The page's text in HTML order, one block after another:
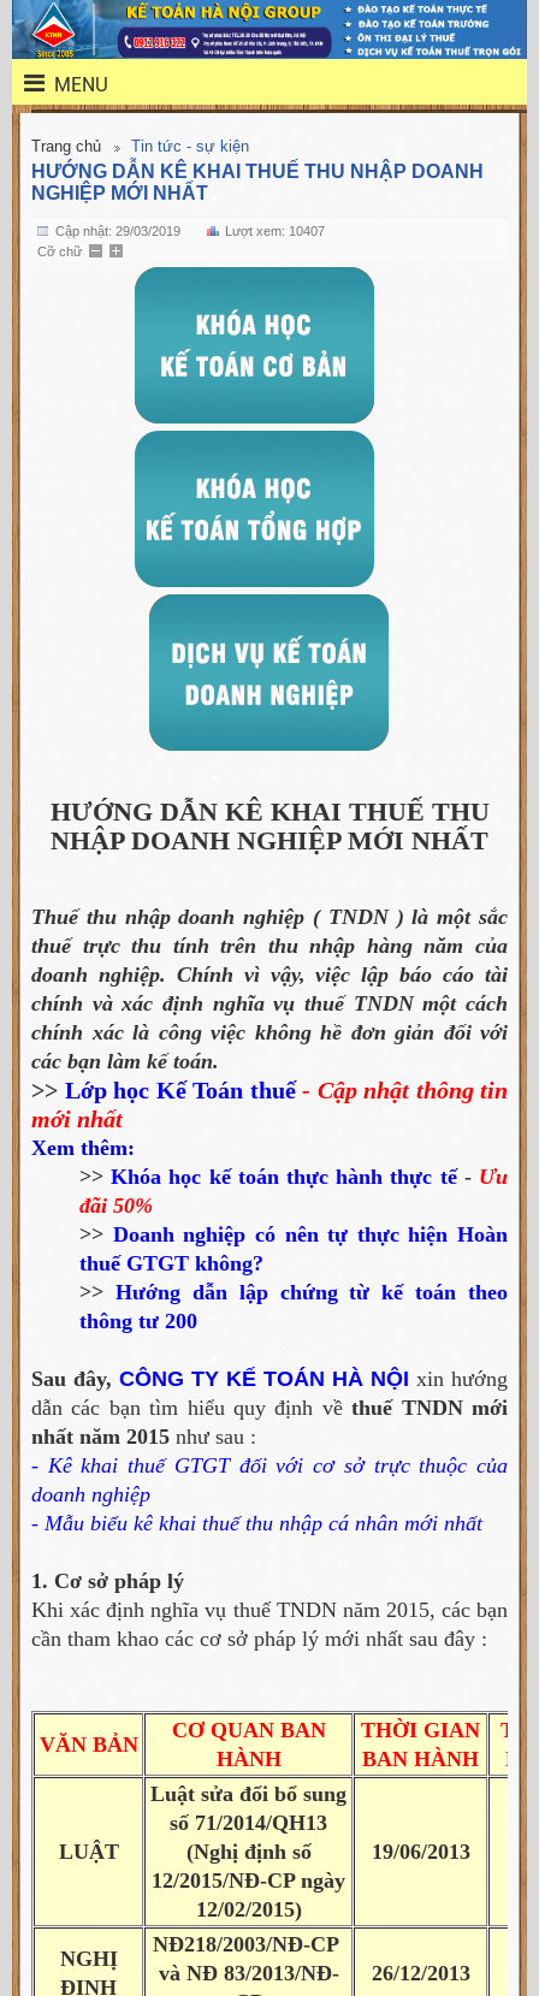
MENU
Trang chủ Tin tức - sự kiện
HƯỚNG DẪN KÊ KHAI THUẾ THU NHẬP DOANH
NGHIỆP MỚI NHẤT
Cập nhật: 29/03/2019
Lượt xem: 10407
Cỡ chữ
HƯỚNG DẪN KÊ KHAI THUẾ THU
NHẬP DOANH NGHIỆP MỚI NHẤT
Thuế thu nhập doanh nghiệp ( TNDN ) là một sắc
thuế trực thu tính trên thu nhập hàng năm của
doanh nghiệp. Chính vì vậy, việc lập báo cáo tài
chính và xác định nghĩa vụ thuế TNDN một cách
chính xác là công việc không hề đơn giản đối với
các bạn làm kế toán.
>> Lớp học Kế Toán thuế- Cập nhật thông tin
mới nhất
Xem thêm:
>>Khóa học kế toán thực hành thực tế- Ưu
đãi 50%
>> Doanh nghiệp có nên tự thực hiện Hoàn
thuế GTGT không?
>> Hướng dẫn lập chứng từ kế toán theo
thông tư 200
Sau đây, CÔNG TY KẾ TOÁN HÀ NỘI xin hướng
dẫn các bạn tìm hiểu quy định về thuế TNDN mới
nhất năm 2015 như sau :
- Kê khai thuế GTGT đối với cơ sở trực thuộc của
doanh nghiệp
- Mẫu biểu kê khai thuế thu nhập cá nhân mới nhất
1. Cơ sở pháp lý
Khi xác định nghĩa vụ thuế TNDN năm 2015, các bạn
cần tham khao các cơ sở pháp lý mới nhất sau đây :
VĂN BẢN
CƠ QUAN BAN
HÀNH
THỜI GIAN
BAN HÀNH
LUẬT
Luật sửa đổi bổ sung
số 71/2014/QH13
(Nghị định số
12/2015/NĐ-CP ngày
12/02/2015)
19/06/2013
NGHỊ
ĐỊNH
NĐ218/2003/NĐ-CP
và NĐ 83/2013/NĐ-
26/12/2013